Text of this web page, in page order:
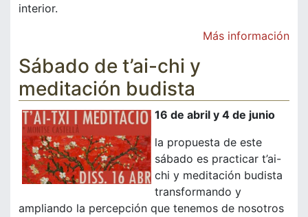
interior.
Más información
Sábado de t’ai-chi y
meditación budista
16 de abril y 4 de junio
la propuesta de este
sábado es practicar t’ai-
chi y meditación budista
transformando y
ampliando la percepción que tenemos de nosotros